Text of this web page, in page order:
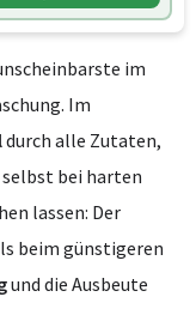
im
Im
durch alle Zutaten,
selbst bei harten
lassen: Der
beim günstigeren
und die Ausbeute